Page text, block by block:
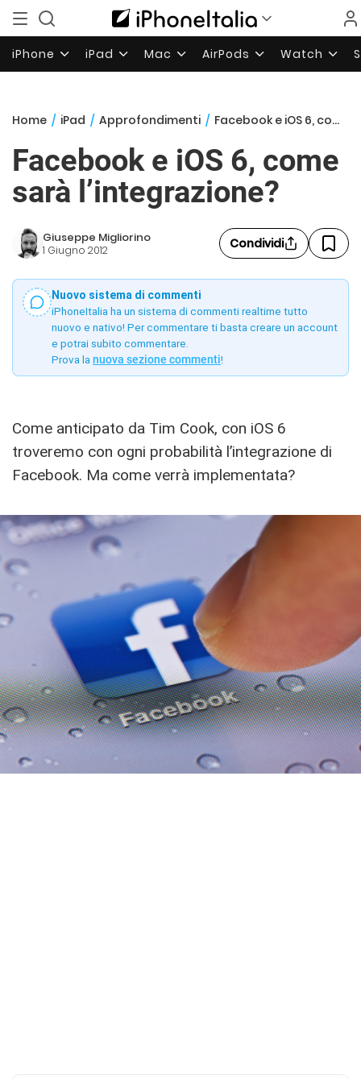
iPhone iPad Mac AirPods Watch
Home / iPad / Approfondimenti / Facebook e iOS 6, come sarà l’integrazione?
Facebook e iOS 6, come
sarà l’integrazione?
Giuseppe Migliorino
1 Giugno 2012 Condividi
Nuovo sistema di commenti
iPhoneItalia ha un sistema di commenti realtime tutto
nuovo e nativo! Per commentare ti basta creare un account
e potrai subito commentare.
Prova la nuova sezione commenti!
Come anticipato da Tim Cook, con iOS 6
troveremo con ogni probabilità l’integrazione di
Facebook. Ma come verrà implementata?